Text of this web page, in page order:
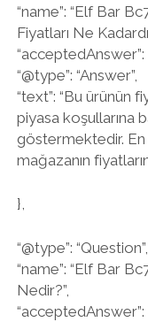
“name”: “Elf Bar
Fiyatları Ne
“acceptedAnswer”:
“@type”: “Answer”,
“text”: “Bu ürünün
piyasa koşullarına
göstermektedir.
mağazanın
},
“@type”: “Question”,
“name”: “Elf Bar
Nedir?”,
“acceptedAnswer”: